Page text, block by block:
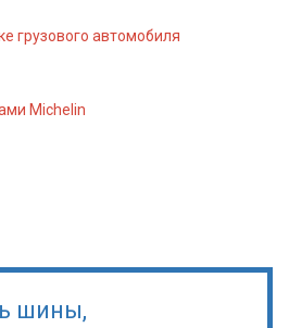
грузового автомобиля
Michelin
шины,